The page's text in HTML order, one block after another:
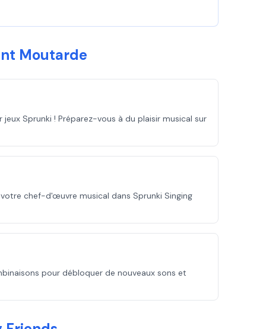
Moutarde
Sprunki ! Préparez-vous à du plaisir musical sur
chef-d'œuvre musical dans Sprunki Singing
pour débloquer de nouveaux sons et